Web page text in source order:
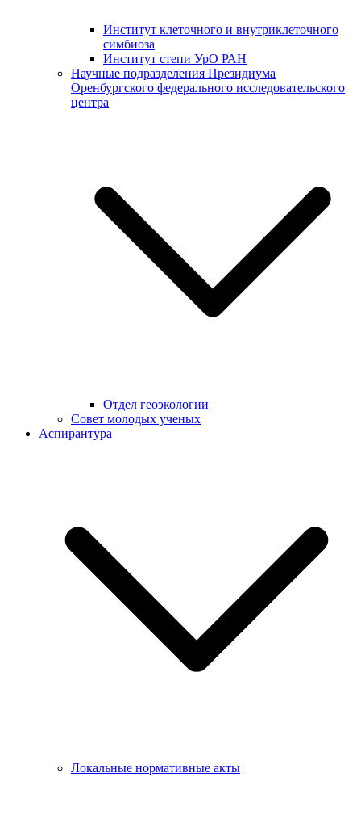
Институт клеточного и внутриклеточного
симбиоза
Институт степи УрО РАН
Научные подразделения Президиума
Оренбургского федерального исследовательского
центра
Отдел геоэкологии
Совет молодых ученых
Аспирантура
Локальные нормативные акты